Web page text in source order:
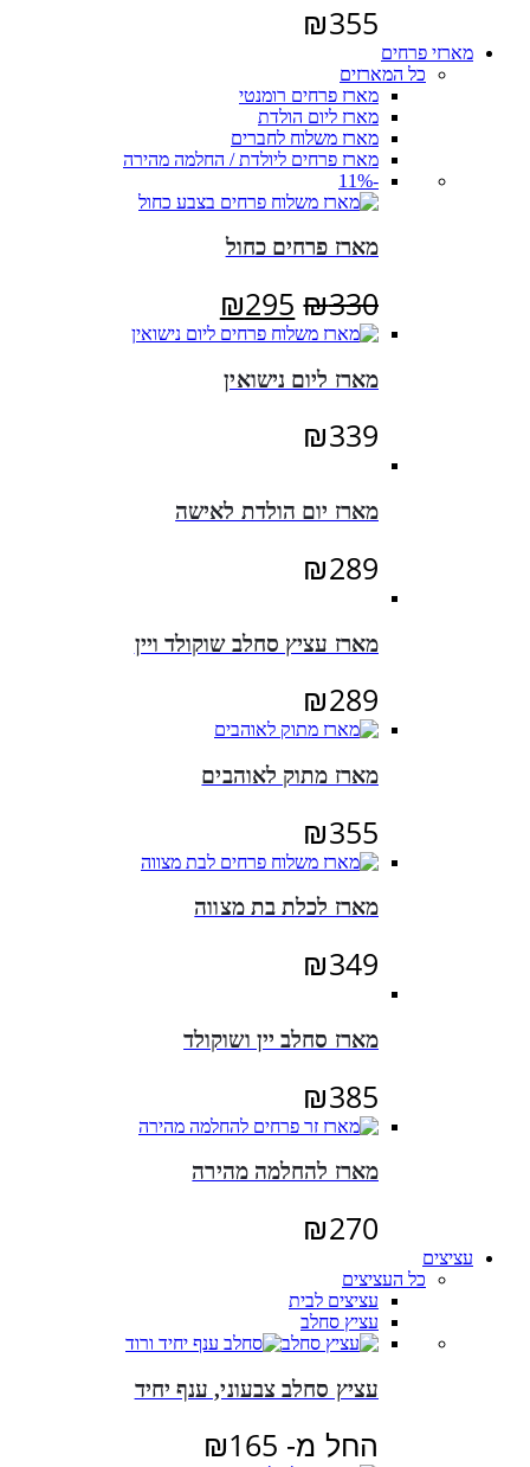
₪355
מארזי פרחים
כל המארזים
מארז פרחים רומנטי
מארז ליום הולדת
מארז משלוח לחברים
מארז פרחים ליולדת / החלמה מהירה
-11%
מארז פרחים כחול
₪330
המחיר
המקורי
היה:
₪295
הנוכחי
מארז ליום נישואין
₪339
מארז יום הולדת לאישה
₪289
מארז עציץ סחלב שוקולד ויין
₪289
מארז מתוק לאוהבים
₪355
מארז לכלת בת מצווה
₪349
מארז סחלב יין ושוקולד
₪385
מארז להחלמה מהירה
₪270
עציצים
כל העציצים
עציצים לבית
עציץ סחלב
עציץ סחלב צבעוני, ענף יחיד
החל מ- ₪165